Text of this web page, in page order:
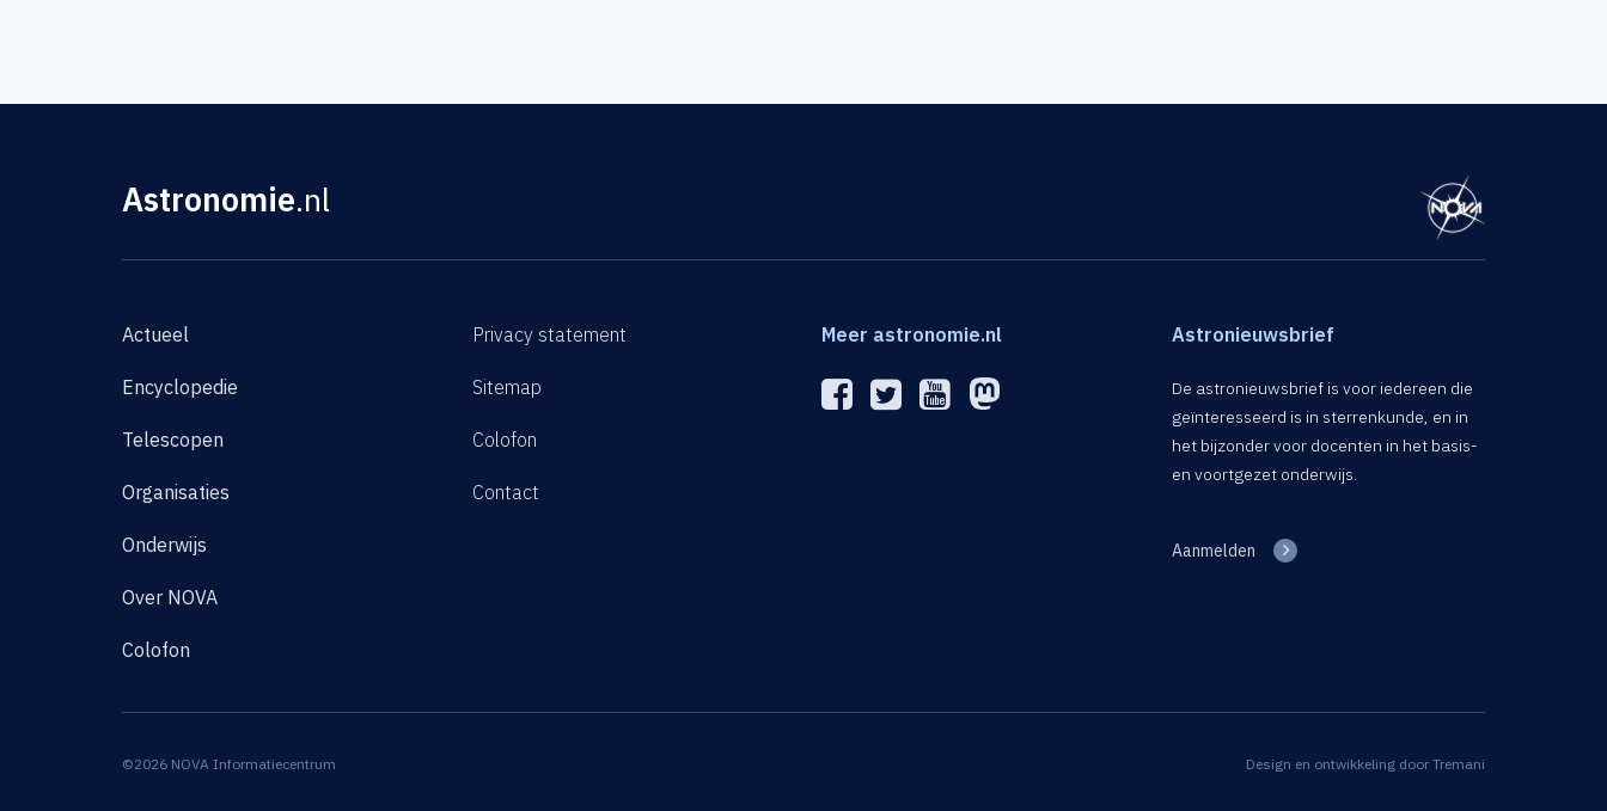
Astronomie.nl
Actueel
Encyclopedie
Telescopen
Organisaties
Onderwijs
Over NOVA
Colofon
Privacy statement
Sitemap
Colofon
Contact
Meer astronomie.nl Astronieuwsbrief
De astronieuwsbrief is voor iedereen die
geïnteresseerd is in sterrenkunde, en in
het bijzonder voor docenten in het basis-
en voortgezet onderwijs.
Aanmelden
©2026 NOVA Informatiecentrum Design en ontwikkeling door Tremani